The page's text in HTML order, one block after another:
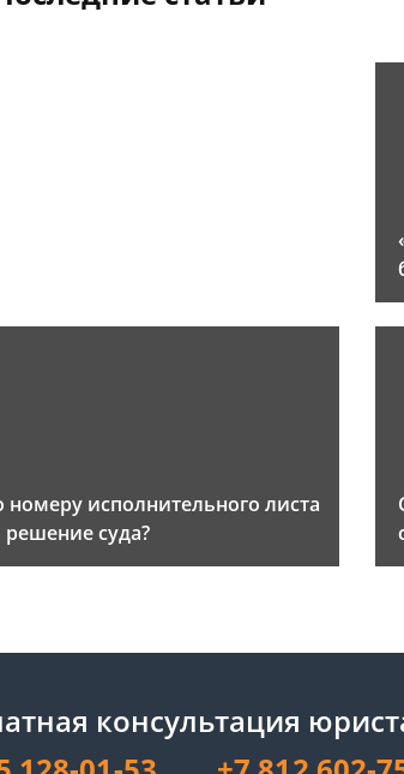
номеру исполнительного листа
решение суда?
консультация